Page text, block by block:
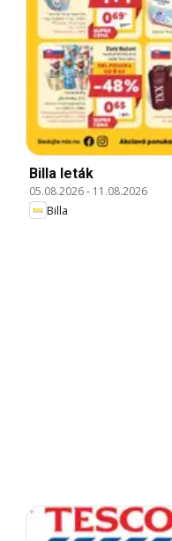
Billa leták
05.08.2026- 11.08.2026
Billa